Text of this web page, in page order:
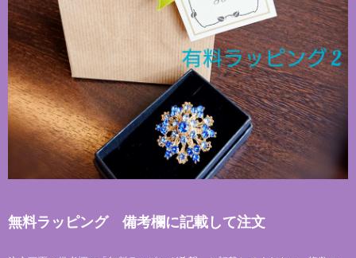
無料ラッピング 備考欄に記載して注文